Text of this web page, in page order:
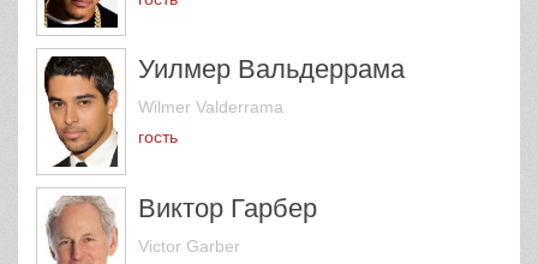
Уилмер Вальдеррама
Wilmer Valderrama
гость
Виктор Гарбер
Victor Garber